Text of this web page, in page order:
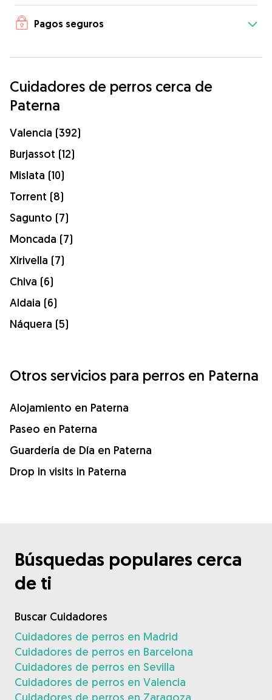
Pagos seguros
Cuidadores de perros cerca de
Paterna
Valencia (392)
Burjassot (12)
Mislata (10)
Torrent (8)
Sagunto (7)
Moncada (7)
Xirivella (7)
Chiva (6)
Aldaia (6)
Náquera (5)
Otros servicios para perros en Paterna
Alojamiento en Paterna
Paseo en Paterna
Guardería de Día en Paterna
Drop in visits in Paterna
Búsquedas populares cerca
de ti
Buscar Cuidadores
Cuidadores de perros en Madrid
Cuidadores de perros en Barcelona
Cuidadores de perros en Sevilla
Cuidadores de perros en Valencia